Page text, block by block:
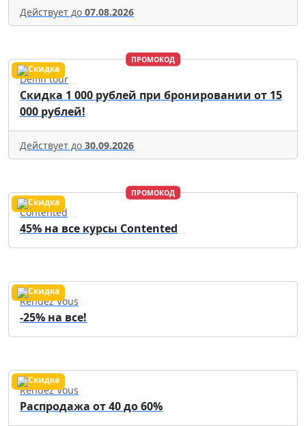
Действует до 07.08.2026
ПРОМОКОД
Delfin tour
Скидка 1 000 рублей при бронировании от 15
000 рублей!
Действует до 30.09.2026
ПРОМОКОД
Contented
45% на все курсы Contented
Rendez Vous
-25% на все!
Rendez Vous
Распродажа от 40 до 60%